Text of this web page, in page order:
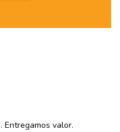
Entregamos valor.